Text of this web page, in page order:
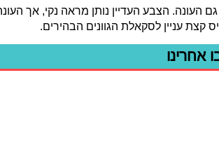
העונה. הצבע העדיין נותן מראה נקי, אך
קצת עניין לסקאלת הגוונים הבהירים.
אחרינו